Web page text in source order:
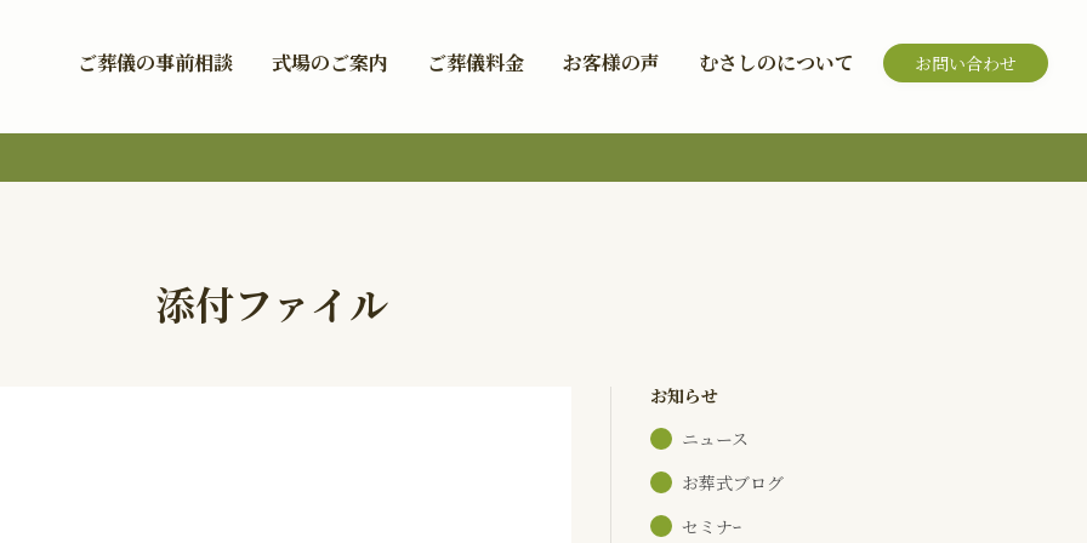
ご葬儀の事前相談 式場のご案内 ご葬儀料金 お客様の声 むさしのについて お問い合わせ
添付ファイル
お知らせ
ニュース
お葬式ブログ
セミナｰ